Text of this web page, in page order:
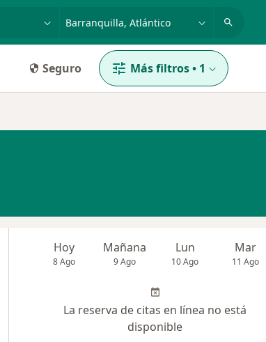
Seguro Más filtros• 1
Hoy
8 Ago
Mañana
9 Ago
Lun
10 Ago
Mar
11 Ago
La reserva de citas en línea no está
disponible